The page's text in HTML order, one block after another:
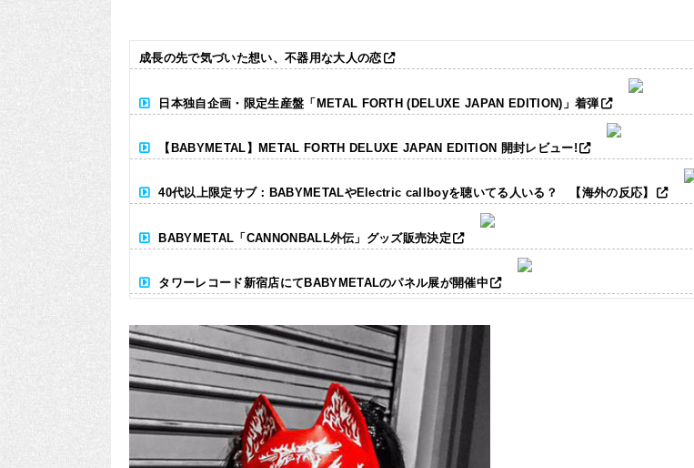
成長の先で気づいた想い、不器用な大人の恋
日本独自企画・限定生産盤「METAL FORTH (DELUXE JAPAN EDITION)」着弾
【BABYMETAL】METAL FORTH DELUXE JAPAN EDITION 開封レビュー!
40代以上限定サブ：BABYMETALやElectric callboyを聴いてる人いる？ 【海外の反応】
BABYMETAL「CANNONBALL外伝」グッズ販売決定
タワーレコード新宿店にてBABYMETALのパネル展が開催中